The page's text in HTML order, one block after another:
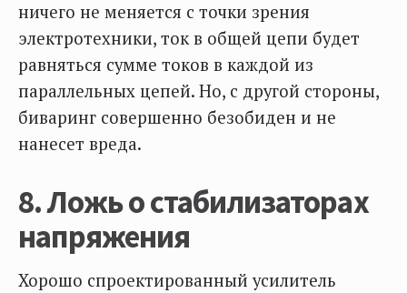
ничего не меняется с точки зрения
электротехники, ток в общей цепи будет
равняться сумме токов в каждой из
параллельных цепей. Но, с другой стороны,
биваринг совершенно безобиден и не
нанесет вреда.
8. Ложь о стабилизаторах
напряжения
Хорошо спроектированный усилитель